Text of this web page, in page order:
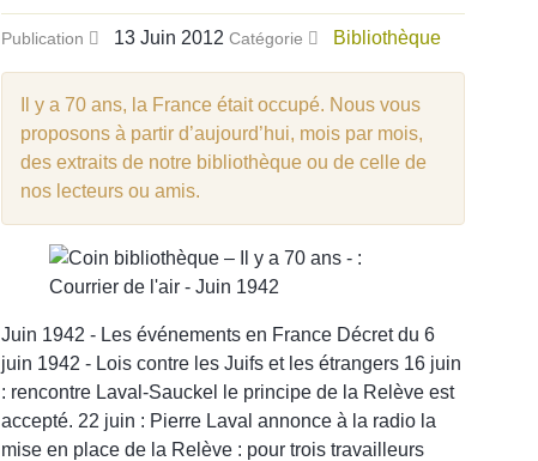
Publication 13 Juin 2012 Catégorie Bibliothèque
Il y a 70 ans, la France était occupé. Nous vous
proposons à partir d’aujourd’hui, mois par mois,
des extraits de notre bibliothèque ou de celle de
nos lecteurs ou amis.
Juin 1942 - Les événements en France Décret du 6
juin 1942 - Lois contre les Juifs et les étrangers 16 juin
: rencontre Laval-Sauckel le principe de la Relève est
accepté. 22 juin : Pierre Laval annonce à la radio la
mise en place de la Relève : pour trois travailleurs